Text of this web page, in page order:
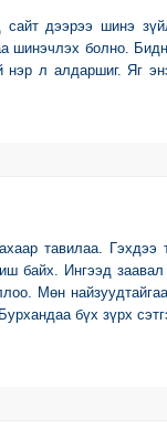
дээрээ шинэ
шинэчлэх болно.
нэр л алдаршиг. Яг
тавилаа. Гэхдээ
байх. Ингээд
Мөн
бүх зүрх